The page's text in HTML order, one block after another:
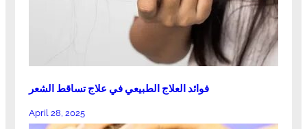
فوائد العلاج الطبيعي في علاج تساقط الشعر
April 28, 2025